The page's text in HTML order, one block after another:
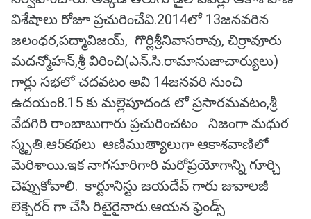
విశేషాలు రోజూ ప్రచురించేవి.2014లో 13జనవరిన
జలంధర,పద్మావిజయ్, గొర్లిశ్రీనివాసరావు, చిర్రావూరు
మదన్మోహన్,శ్రీ విరించి(ఎన్.సి.రామానుజాచార్యులు)
గార్లు సభలో చదవటం అవి 14జనవరి నుంచి
ఉదయం8.15 కు మల్లెపూదండ లో ప్రసారమవటం,శ్రీ
వేదగిరి రాంబాబుగారు ప్రచురించటం నిజంగా మధుర
స్మృతి.ఆ5కథలు ఆణిముత్యాలుగా ఆకాశవాణిలో
మెరిశాయి.ఇక నాగసూరిగారి మరోప్రయోగాన్ని గూర్చి
చెప్పుకోవాలి. కార్టూనిస్టు జయదేవ్ గారు జువాలజీ
లెక్చెరర్ గా చేసి రిటైరైనారు.ఆయన ఫ్రెండ్స్